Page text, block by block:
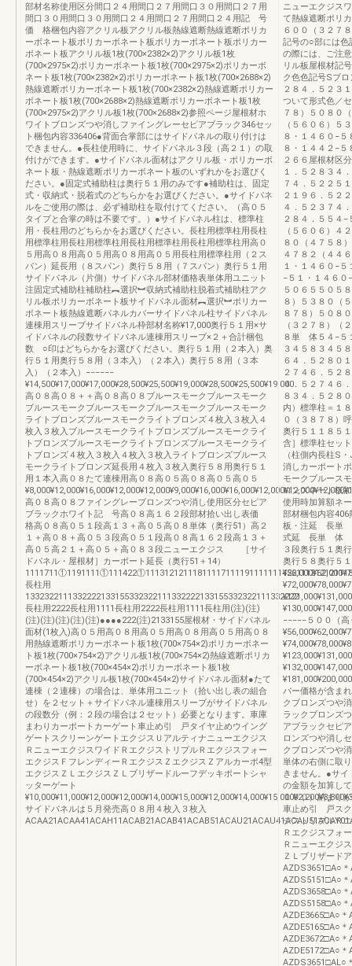
部材名称使用区分間口２４用間口２７用間口３０用間口２７用
間口３０用間口３０用間口２４用間口２７用間口２４用記 号
価 格梱包内容アクリル板アクリル板熱線遮断熱線遮断ポリカ
ーボネート板ポリカーボネート板ポリカーボネート板ポリカー
ボネート板アクリル板1枚(700×2382×2)アクリル板1枚
(700×2975×2)ポリカーボネート板1枚(700×2975×2)ポリカーボ
ネート板1枚(700×2382×2)ポリカーボネート板1枚(700×2688×2)
熱線遮断ポリカーボネート板1枚(700×2382×2)熱線遮断ポリカー
ボネート板1枚(700×2688×2)熱線遮断ポリカーボネート板1枚
(700×2975×2)アクリル板1枚(700×2688×2)参照ページ屋根材ホ
ワイトブロンズつや消しファイングレーセピアブラック346セッ
ト梱包内容336406●背面合掌部にはサイドパネルの取り付けは
できません。●長柱使用時に、サイドパネル３段（高２１）の取
付けができます。●サイドパネル面材はアクリル板・ポリカーボ
ネート板・熱線遮断ポリカーボネート板のいずれかをお選びく
ださい。●固定式補助柱は奥行５１用のみです●補助柱は、固定
式・収納式・脱着式のどちらかをお選びください。●サイドパネ
ルをご使用の際は、必ず補助柱を取付けてください。（高０５
タイプと合掌の時は不要です。）●サイドパネル柱は、標準柱
用・長柱用のどちらかをお選びください。長柱用標準柱用長柱
用標準柱用長柱用標準柱用長柱用標準柱用長柱用標準柱用高０
５用高０８用高０５用高０８用高０５用長柱用標準柱用（２ス
パン）延長用（８スパン）奥行５８用（７スパン）奥行５１用
サイドパネル（片側）サイドパネル部材価格表単体用ユニット
注固定式補助柱補助柱︻選択︼収納式補助柱脱着式補助柱アク
リル板ポリカーボネート板サイドパネル面材︻選択︼ポリカー
ボネート板熱線遮断パネルカバーサイドパネル柱サイドパネル
連棟用スリーブサイドパネル枠部材名称¥17,000奥行５１用×サ
イドパネルの段数サイドパネル連棟用スリーブ×２＋合計梱包
数 ○印はどちらかをお選びください。奥行５１用（２本入）奥
行５１用奥行５８用（３本入）（２本入）奥行５８用（３本
入）（２本入）−−−−−−
¥14,500¥17,000¥17,000¥28,500¥25,500¥19,000¥28,500¥25,500¥19,000
高０８高０８＋＋高０８高０８ブルースモークブルースモーク
ブルースモークブルースモークブルースモークブルースモーク
ライトブロンズブルースモークライトブロンズ４枚入３枚入４
枚入３枚入ブルースモークライトブロンズブルースモークライ
トブロンズブルースモークライトブロンズブルースモークライ
トブロンズ４枚入３枚入４枚入３枚入ライトブロンズブルース
モークライトブロンズ延長用４枚入３枚入奥行５８用奥行５１
用１本入高０８たて連棟用高０８高０５高０８高０５高０５
高０８高０８ファイングレーブロンズつや消し使用区分セピア
ブラックホワイト記 号高０８高１６２段部材拾い出し表価
格高０８高０５１段高１３＋高０５高０８単体（奥行51）高２
１＋高０８＋高０５３段高０５１段高０８高１６２段高１３＋
高０５高２１＋高０５＋高０８３段ニューエクジス ［サイ
ドパネル・屋根材］カーポート延長（奥行51＋14）
1111711①1191111①111422①11131212111811117111191111111422111312121118
長柱用
1332322111332222133155332322111332222133155332322111332222
長柱用2222長柱用1111長柱用2222長柱用1111長柱用(注)(注)
(注)(注)(注)(注)(注)●●●●222(注)2133155屋根材・サイドパネル
面材(1枚入)高０５用高０８用高０５用高０８用高０５用高０８
用熱線遮断ポリカーボネート板1枚(700×754×2)ポリカーボネー
ト板1枚(700×754×2)アクリル板1枚(700×754×2)熱線遮断ポリカ
ーボネート板1枚(700×454×2)ポリカーボネート板1枚
(700×454×2)アクリル板1枚(700×454×2)サイドパネル面材●たて
連棟（２連棟）の場合は、単体用ユニット（拾い出し表の組合
せ）を２セット＋サイドパネル連棟用スリーブがサイドパネル
の段数分（例：２段の場合は２セット）必要となります。車庫
まわりカーポートカーゲート車止め引 戸タイヤ止めウイング
ゲートスクリーンゲートエクジスＵアルティナニューエクジス
ＲニューエクジスワイドＲエクジストリプルＲエクジスフォー
エクジスＦフレンディーＲエクジスＺエクジスＺアルカーポ4型
エクジスＺＬエクジスＺＬブリザードルーフデッキポートシャ
ッターゲート
サイドパネルは５月発売高０８用４枚入３枚入
ニューエクジス
て熱線遮断ポリ
６００（３２７
記号の○部には色
の際には、ご注
リル板屋根材記
ク色色記号Sブ
２８４．５２３
ついて形式色／
７８）５０８０
（５６０６）５
８・１４６０−
８・１４４２−
２６６屋根材区
１．５２８３４
７４．５２２５
２１９６．５２
４．５２３７４
２８４．５５４
（５６０６）４
８０（４７５８
４７８２（４４
１・１４６０−
−５１・１４６０
５０６５５０５
８）５３８０（
８７８）５０８
（３２７８）（
８単 体５４−５
３４５８３４５
６４．５２８０
２７４６．５２
４．５２７４６
８３４．５２８
内）標準柱＝１
０（３８７８）
奥行５１１８５
含］標準柱セッ
（柱側内長柱S
消しカーポート
モークブルース
ロンズネート板
使用時加算額ネ
部材梱包内容406
板・注延 長単
式延 長単 体 ［
３段奥行５１奥
奥行５８奥行５
−−−−−５００（高
バー価格が含ま
クブロンズつや
ラックブロンズ
アブラックセピ
ロンズつや消し
クブロンズつや
単体の右側に取
きません。●サイ
の金額を加算し
１００）納まり
車止め引 戸スク
ジストリプルＲ
Ｒエクジスフォ
Ｒニューエクジ
ＺＬブリザード
AZDS3651□A○
AZDS5151□A○
AZDS3658□A○
AZDS5158□A○
AZDE3665□A○＊
AZDE5165□A○＊
AZDE3672□A○＊
AZDE5172□A○＊
AZDS3651□AL○